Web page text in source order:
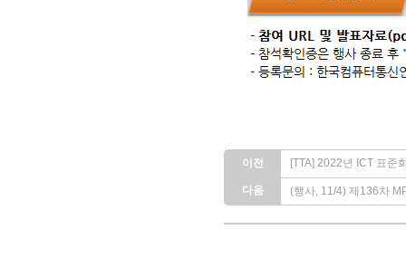
이전 [TTA] 2022년 ICT 표준
다음 (행사, 11/4) 제136차